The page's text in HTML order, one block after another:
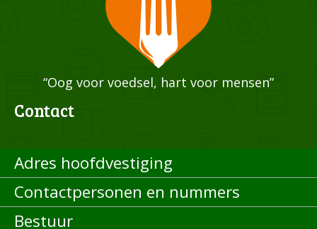
“Oog voor voedsel, hart voor mensen”
Contact
Adres hoofdvestiging
Contactpersonen en nummers
Bestuur